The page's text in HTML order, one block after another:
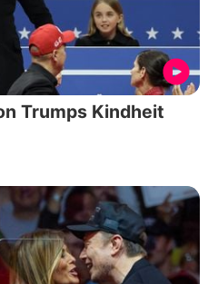
Trumps Kindheit